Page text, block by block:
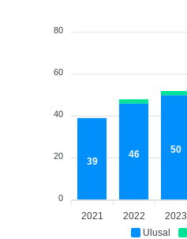
Ulusal
2021 2022 2023
39
46 50
80
60
40
20
0